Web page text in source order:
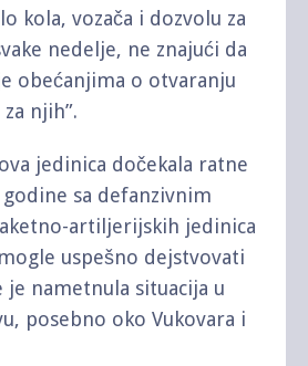
kola, vozača i dozvolu za
nedelje, ne znajući da
obećanjima o otvaranju
njih”.
dočekala ratne
godine sa defanzivnim
artiljerijskih jedinica
uspešno dejstvovati
je nametnula situacija u
posebno oko Vukovara i